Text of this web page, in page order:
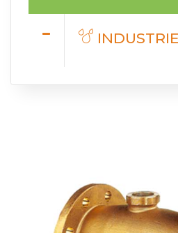
INDUSTRIE